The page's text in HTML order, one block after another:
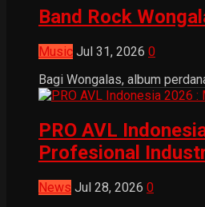
Band Rock
Music Jul 31, 2026 0
Bagi Wongalas, album
PRO AVL
Profesional
News Jul 28, 2026 0